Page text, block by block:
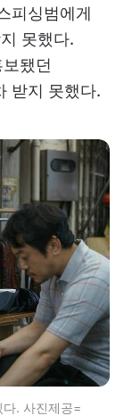
피싱범에게
못했다.
됐던
받지 못했다.
. 사진제공=